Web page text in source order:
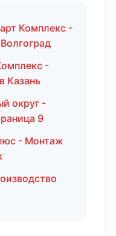
Комплекс -
-
Казань
округ -
9
- Монтаж